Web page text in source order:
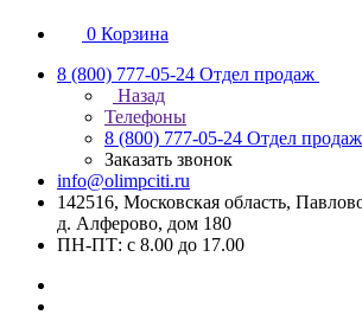
0 Корзина
8 (800) 777-05-24 Отдел продаж
Назад
Телефоны
8 (800) 777-05-24 Отдел продаж
Заказать звонок
info@olimpciti.ru
142516, Московская область,
д. Алферово, дом 180
ПН-ПТ: с 8.00 до 17.00